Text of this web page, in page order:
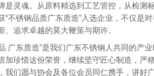
是灵魂。从原料精选到工艺管控，从检测
“不锈钢品质广东质造”入选企业，不仅是
、追求卓越的莫大鞭策与期许。
广东质造”是我们广东不锈钢人共同的产
加珍惜这份荣誉，继续坚守匠心制造，严
我们愿与协会及各位会员同仁携手，讲好